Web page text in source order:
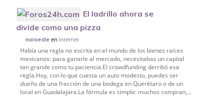
El ladrillo ahora se
divide como una pizza
noroeste en Internet
Había una regla no escrita en el mundo de los bienes raíces
mexicanos: para ganarle al mercado, necesitabas un capital
tan grande como tu paciencia.El crowdfunding derribó esa
regla.Hoy, con lo que cuesta un auto modesto, puedes ser
dueño de una fracción de una bodega en Querétaro o de un
local en Guadalajara.La fórmula es simple: muchos compran,...